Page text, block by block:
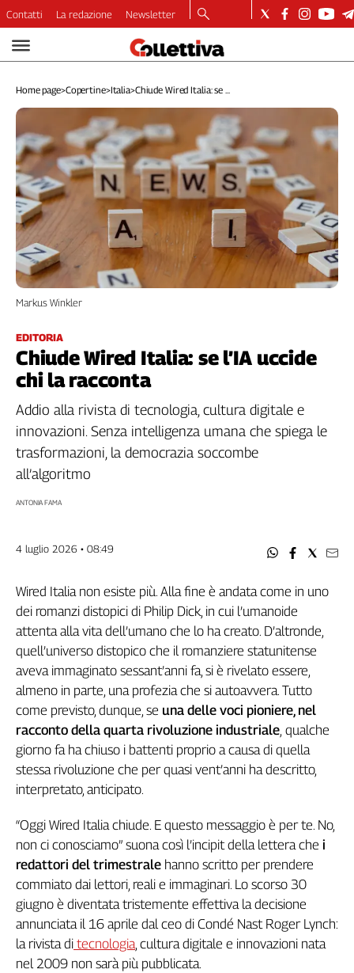
Video
Dirette
Longform
Copertine
Economia
Lavoro
Ambiente
Diritti
Welfare
Italia
Internazionale
Culture
Categorie
Filcams
Filctem
Fillea
Filt
Fiom
Fisac
Flc
Nidil
Spi
Inca
Caaf
Speciali
G8
di
Genova,
sangue
della
ragione
anni
Cgil
Collettiva
Academy
Collettiva
Play
Rubriche
Contatti La redazione Newsletter
Home page>Copertine>Italia>Chiude Wired Italia: se ...
EDITORIA
Chiude Wired Italia: se l’IA uccide
chi la racconta
Markus Winkler
Addio alla rivista di tecnologia, cultura digitale e
innovazioni. Senza intelligenza umana che spiega le
trasformazioni, la democrazia soccombe
all’algoritmo
ANTONIA FAMA
4 luglio 2026 • 08:49
Wired Italia non esiste più. Alla fine è andata come in uno
dei romanzi distopici di Philip Dick, in cui l’umanoide
attenta alla vita dell’umano che lo ha creato. D’altronde,
quell’universo distopico che il romanziere statunitense
aveva immaginato sessant’anni fa, si è rivelato essere,
almeno in parte, una profezia che si autoavvera. Tutto
come previsto, dunque, se una delle voci pioniere, nel
racconto della quarta rivoluzione industriale, qualche
giorno fa ha chiuso i battenti proprio a causa di quella
stessa rivoluzione che per quasi vent’anni ha descritto,
interpretato, anticipato.
“Oggi Wired Italia chiude. E questo messaggio è per te. No,
non ci conosciamo” suona così l’incipit della lettera che i
redattori del trimestrale hanno scritto per prendere
commiato dai lettori, reali e immaginari. Lo scorso 30
giugno è diventata tristemente effettiva la decisione
annunciata il 16 aprile dal ceo di Condé Nast Roger Lynch:
la rivista di tecnologia, cultura digitale e innovazioni nata
nel 2009 non sarà più pubblicata.